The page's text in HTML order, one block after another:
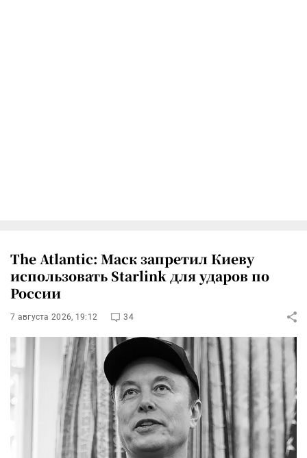
The Atlantic: Маск запретил Киеву
использовать Starlink для ударов по
России
7 августа 2026, 19:12 34